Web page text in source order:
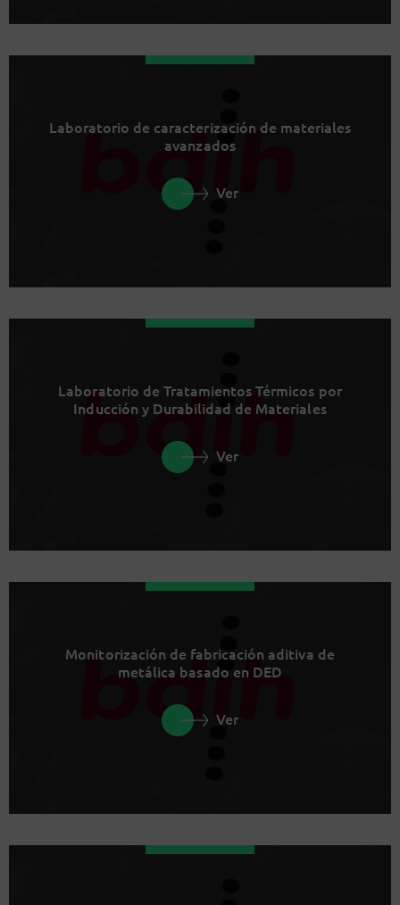
Laboratorio de caracterización de materiales
avanzados
Ver
Laboratorio de Tratamientos Térmicos por
Inducción y Durabilidad de Materiales
Ver
Monitorización de fabricación aditiva de
metálica basado en DED
Ver